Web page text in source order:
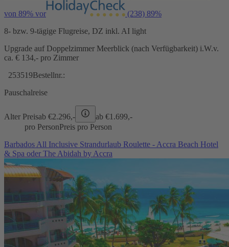
von 89% vor (238) 89%
8- bzw. 9-tägige Flugreise, DZ inkl. AI light
Upgrade auf Doppelzimmer Meerblick (nach Verfügbarkeit) i.W.v.
ca. € 134,- pro Zimmer
253519Bestellnr.:
Pauschalreise
Alter Preisab €2.296,- ab €1.699,-
pro PersonPreis pro Person
Barbados All Inclusive Strandurlaub Roulette - Accra Beach Hotel
& Spa oder The Abidah by Accra